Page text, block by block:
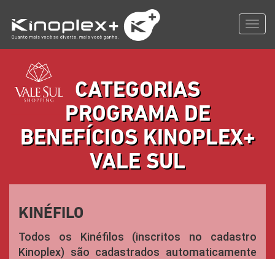
CATEGORIAS
PROGRAMA DE
BENEFÍCIOS KINOPLEX+
VALE SUL
KINÉFILO
Todos os Kinéfilos (inscritos no cadastro
Kinoplex) são cadastrados automaticamente